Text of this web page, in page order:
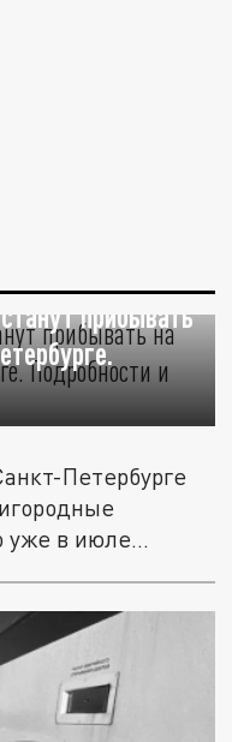
прибывать
Петербурге
это уже в июле...